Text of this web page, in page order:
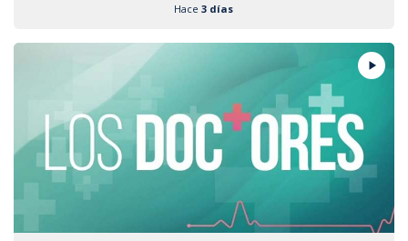
Hace3 días